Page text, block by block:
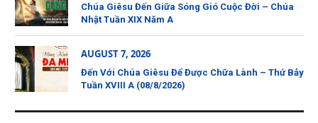
Chúa Giêsu Đến Giữa Sóng Gió Cuộc Đời – Chúa
Nhật Tuần XIX Năm A
AUGUST 7, 2026
Đến Với Chúa Giêsu Để Được Chữa Lành – Thứ Bảy
Tuần XVIII A (08/8/2026)